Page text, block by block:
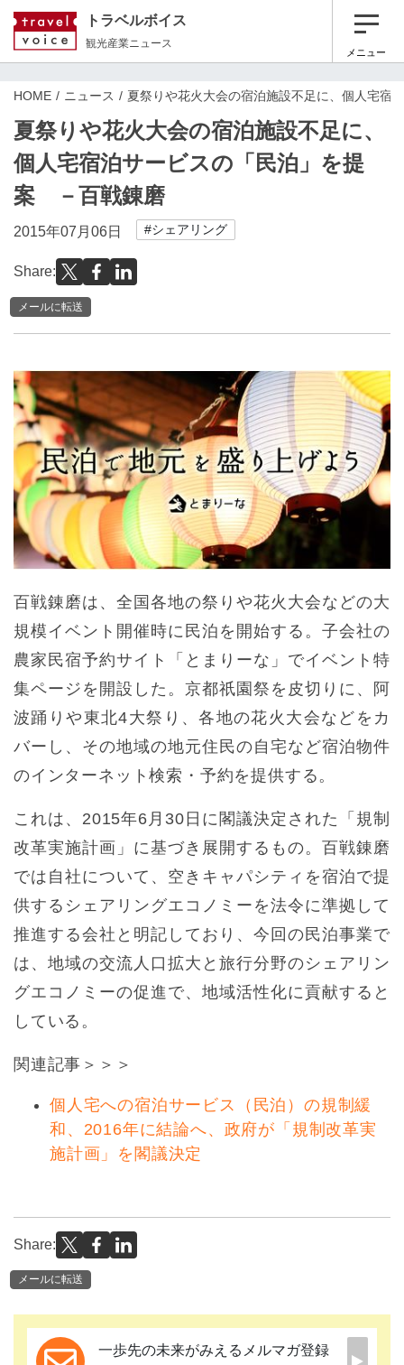
トラベルボイス
観光産業ニュース
メニュー
HOME ニュース 夏祭りや花火大会の宿泊施設不足に、個人宅
夏祭りや花火大会の宿泊施設不足に、
個人宅宿泊サービスの「民泊」を提
案 －百戦錬磨
2015年07月06日 #シェアリング
Share:
メールに転送
百戦錬磨は、全国各地の祭りや花火大会などの大
規模イベント開催時に民泊を開始する。子会社の
農家民宿予約サイト「とまりーな」でイベント特
集ページを開設した。京都祇園祭を皮切りに、阿
波踊りや東北4大祭り、各地の花火大会などをカ
バーし、その地域の地元住民の自宅など宿泊物件
のインターネット検索・予約を提供する。
これは、2015年6月30日に閣議決定された「規制
改革実施計画」に基づき展開するもの。百戦錬磨
では自社について、空きキャパシティを宿泊で提
供するシェアリングエコノミーを法令に準拠して
推進する会社と明記しており、今回の民泊事業で
は、地域の交流人口拡大と旅行分野のシェアリン
グエコノミーの促進で、地域活性化に貢献すると
している。
関連記事＞＞＞
個人宅への宿泊サービス（民泊）の規制緩
和、2016年に結論へ、政府が「規制改革実
施計画」を閣議決定
Share:
メールに転送
一歩先の未来がみえるメルマガ登録